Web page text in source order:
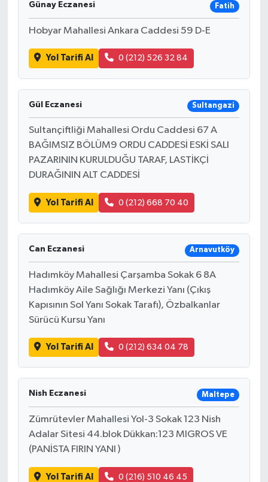
Günay Eczanesi Fatih
Hobyar Mahallesi Ankara Caddesi 59 D-E
Yol Tarifi Al 0 (212) 526 32 84
Gül Eczanesi Sultangazi
Sultançiftliği Mahallesi Ordu Caddesi 67 A
BAĞIMSIZ BÖLÜM9 ORDU CADDESİ ESKİ SALI
PAZARININ KURULDUĞU TARAF, LASTİKÇİ
DURAĞININ ALT CADDESİ
Yol Tarifi Al 0 (212) 668 70 40
Can Eczanesi Arnavutköy
Hadımköy Mahallesi Çarşamba Sokak 6 8A
Hadımköy Aile Sağlığı Merkezi Yanı (Çıkış
Kapısının Sol Yanı Sokak Tarafı), Özbalkanlar
Sürücü Kursu Yanı
Yol Tarifi Al 0 (212) 634 04 78
Nish Eczanesi Maltepe
Zümrütevler Mahallesi Yol-3 Sokak 123 Nish
Adalar Sitesi 44.blok Dükkan:123 MIGROS VE
(PANİSTA FIRIN YANI )
Yol Tarifi Al 0 (216) 510 46 45